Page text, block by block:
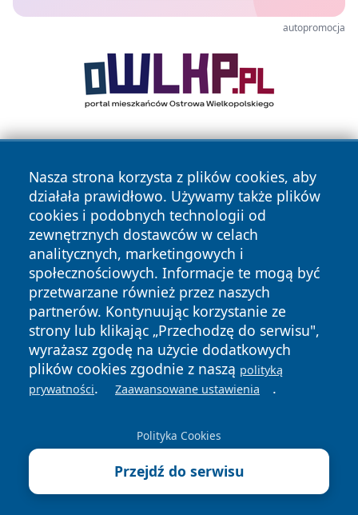
autopromocja
Nasza strona korzysta z plików cookies, aby
działała prawidłowo. Używamy także plików
cookies i podobnych technologii od
zewnętrznych dostawców w celach
analitycznych, marketingowych i
społecznościowych. Informacje te mogą być
przetwarzane również przez naszych
partnerów. Kontynuując korzystanie ze
strony lub klikając „Przechodzę do serwisu",
wyrażasz zgodę na użycie dodatkowych
plików cookies zgodnie z naszą polityką
prywatności. Zaawansowane ustawienia .
Polityka Cookies
Przejdź do serwisu
Copyright © 2026 oswieciminfo.pl Wszystkie prawa
zastrzeżone.
News Autorzy
Polityka
Prywatności
Polityka
Cookies